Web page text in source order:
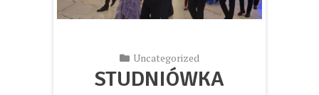
Uncategorized
STUDNIÓWKA